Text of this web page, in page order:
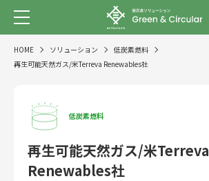
HOME ソリューション
低炭素燃料
再生可能天然ガス/米Terreva Renewables社
低炭素燃料
再生可能天然ガス/米Terreva
Renewables社